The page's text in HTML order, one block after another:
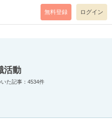
mode=return level=notice
無料登録 ログイン
活動
た記事：4534件